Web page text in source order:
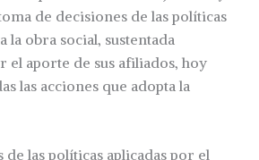
de decisiones de las políticas
la obra social, sustentada
el aporte de sus afiliados, hoy
las acciones que adopta la
de las políticas aplicadas por el